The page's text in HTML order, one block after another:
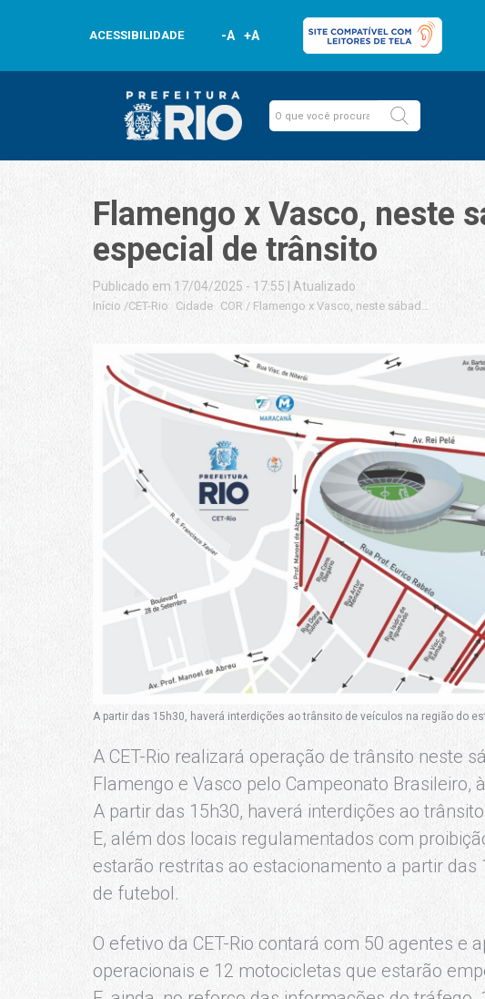
ACESSIBILIDADE -A +A
Flamengo x Vasco, neste
especial de trânsito
Publicado em 17/04/2025 - 17:55 Atualizado
Início /CET-Rio Cidade COR / Flamengo x Vasco, neste sábado (19/04),
A partir das 15h30, haverá interdições ao trânsito de veículos na região do
A CET-Rio realizará operação de trânsito neste
Flamengo e Vasco pelo Campeonato Brasileiro,
A partir das 15h30, haverá interdições ao
E, além dos locais regulamentados com
estarão restritas ao estacionamento a partir
de futebol.
O efetivo da CET-Rio contará com 50 agentes e
operacionais e 12 motocicletas que estarão